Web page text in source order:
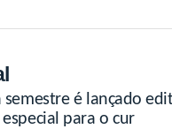
semestre é lançado
para o cur